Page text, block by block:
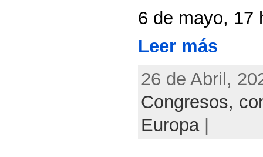
6 de mayo, 17
Leer más
26 de Abril,
Congresos,
Europa|